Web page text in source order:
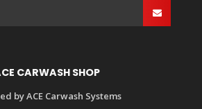
CARWASH SHOP
by ACE Carwash Systems